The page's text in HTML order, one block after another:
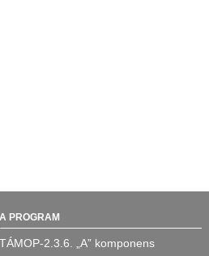
A PROGRAM
TÁMOP-2.3.6. „A” komponens